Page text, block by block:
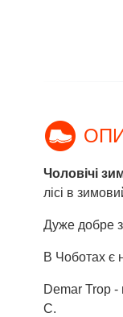
Чоловічі
лісі в
Дуже добре
В Чоботах є
Demar Trop -
С.